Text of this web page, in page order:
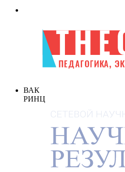
ВАК
РИНЦ